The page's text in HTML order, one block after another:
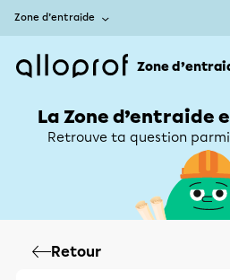
Zone d’entraide
Zone
La Zone d’entraide
Retrouve ta question
Retour